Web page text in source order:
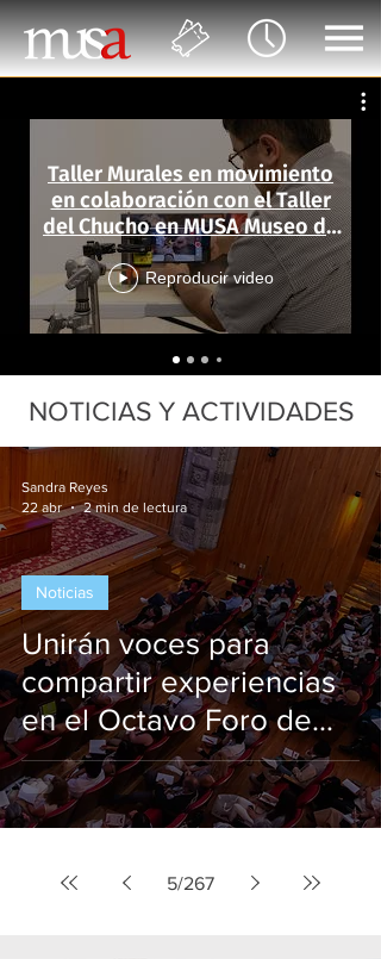
Taller Murales en movimiento
en colaboración con el Taller
del Chucho en MUSA Museo de
las Artes
Reproducir video
NOTICIAS Y ACTIVIDADES
Unirán voces para
compartir experiencias
en el Octavo Foro de
Museos MUSA
Noticias
Sandra Reyes
22 abr
2 min de lectura
5/267